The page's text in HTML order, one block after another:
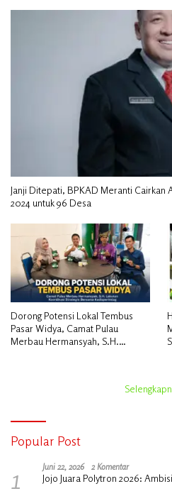
Janji Ditepati, BPKAD Meranti Cairkan
2024 untuk 96 Desa
Dorong Potensi Lokal Tembus
Pasar Widya, Camat Pulau
Merbau Hermansyah, S.H.
Popular Post
1 Juni 22, 2026 2 Komentar
Jojo Juara Polytron 2026: